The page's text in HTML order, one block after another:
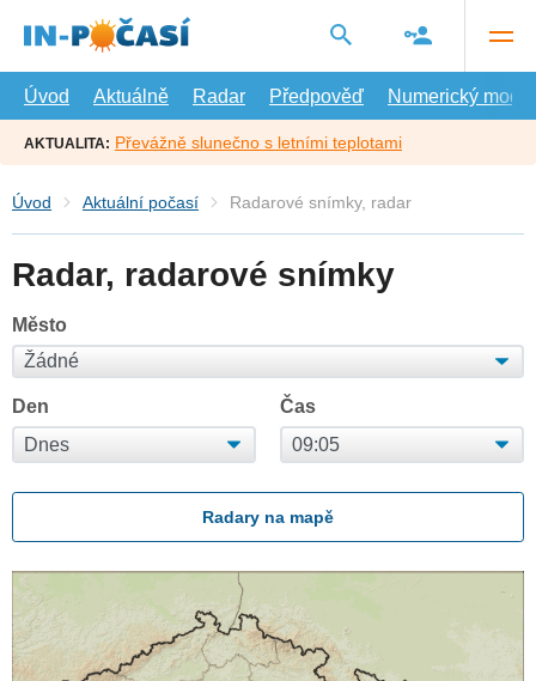
hlavní
Úvod
Aktuálně Radar Předpověď Numerický model
AKTUALITA: Převážně slunečno s letními teplotami
Úvod Aktuální počasí Radarové snímky, radar
Radar, radarové snímky
Město
Den Čas
Radary na mapě